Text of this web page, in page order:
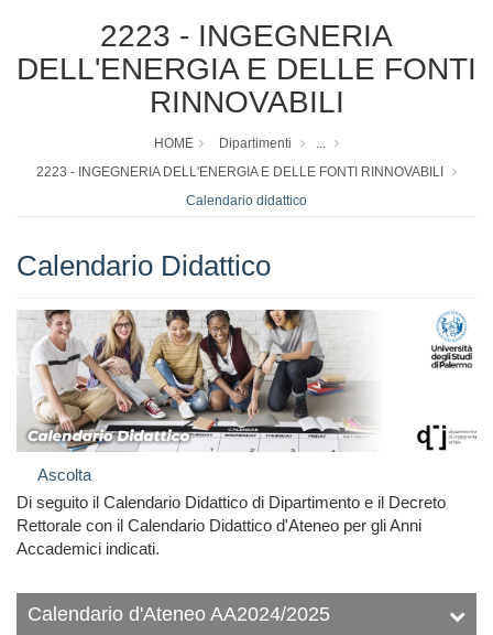
2223 - INGEGNERIA
DELL'ENERGIA E DELLE FONTI
RINNOVABILI
HOME Dipartimenti
...
2223 - INGEGNERIA DELL'ENERGIA E DELLE FONTI RINNOVABILI
Calendario didattico
Calendario Didattico
Ascolta
Di seguito il Calendario Didattico di Dipartimento e il Decreto
Rettorale con il Calendario Didattico d'Ateneo per gli Anni
Accademici indicati.
Calendario d'Ateneo AA2024/2025